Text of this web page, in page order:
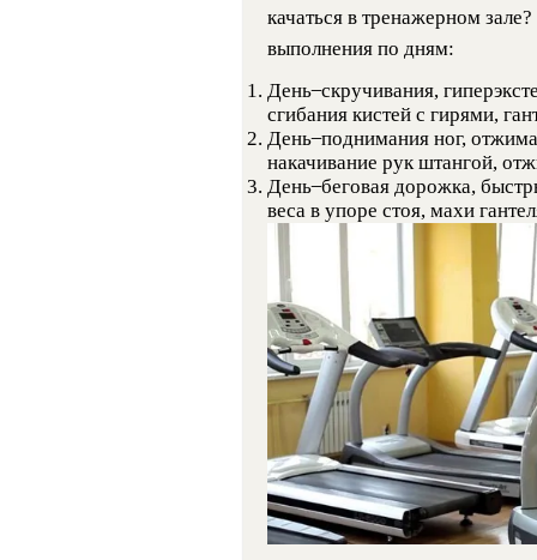
качаться в тренажерном
выполнения по дням:
День ̶ скручивания,
сгибания кистей с гирями,
День ̶ поднимания ног,
накачивание рук штангой,
День ̶ беговая дорожка,
веса в упоре стоя, махи